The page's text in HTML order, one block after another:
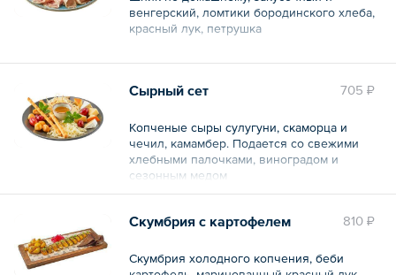
венгерский, ломтики бородинского хлеба,
красный лук, петрушка
Общий вес – 150 г
705 ₽
Сырный сет
Копченые сыры сулугуни, скаморца и
чечил, камамбер. Подается со свежими
хлебными палочками, виноградом и
сезонным медом
810 ₽
Скумбрия с картофелем
Скумбрия холодного копчения, беби